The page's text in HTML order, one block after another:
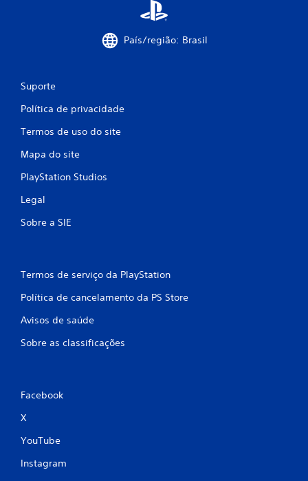
País/região: Brasil
Suporte
Política de privacidade
Termos de uso do site
Mapa do site
PlayStation Studios
Legal
Sobre a SIE
Termos de serviço da PlayStation
Política de cancelamento da PS Store
Avisos de saúde
Sobre as classificações
Facebook
X
YouTube
Instagram